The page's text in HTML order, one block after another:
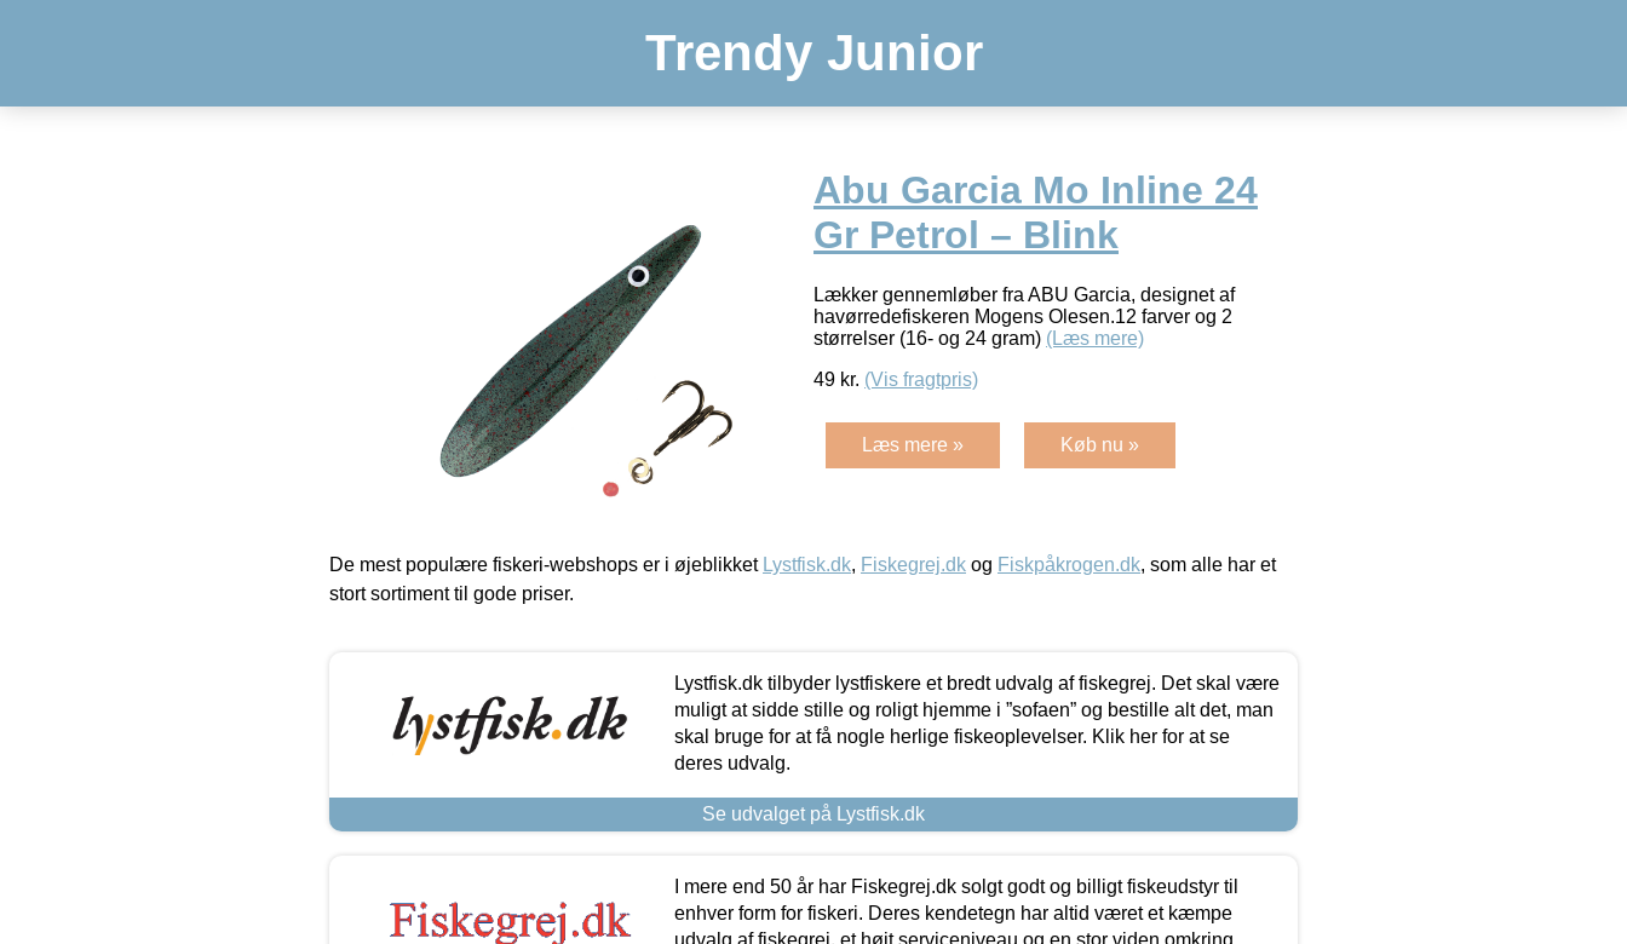
Trendy Junior
Abu Garcia Mo Inline 24
Gr Petrol – Blink
Lækker gennemløber fra ABU Garcia, designet af
havørredefiskeren Mogens Olesen.12 farver og 2
størrelser (16- og 24 gram) (Læs mere)
49 kr. (Vis fragtpris)
Læs mere » Køb nu »
De mest populære fiskeri-webshops er i øjeblikket Lystfisk.dk, Fiskegrej.dk og Fiskpåkrogen.dk, som alle har et
stort sortiment til gode priser.
Lystfisk.dk tilbyder lystfiskere et bredt udvalg af fiskegrej. Det skal være
muligt at sidde stille og roligt hjemme i ”sofaen” og bestille alt det, man
skal bruge for at få nogle herlige fiskeoplevelser. Klik her for at se
deres udvalg.
Se udvalget på Lystfisk.dk
I mere end 50 år har Fiskegrej.dk solgt godt og billigt fiskeudstyr til
enhver form for fiskeri. Deres kendetegn har altid været et kæmpe